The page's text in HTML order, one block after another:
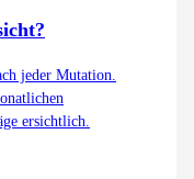
jeder Mutation.
ersichtlich.